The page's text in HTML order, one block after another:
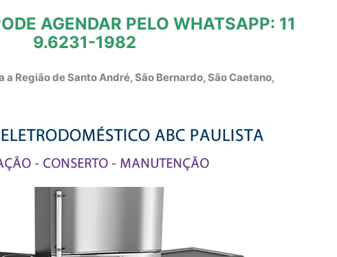
AGENDAR PELO WHATSAPP: 11
9.6231-1982
Região de Santo André, São Bernardo, São Caetano,